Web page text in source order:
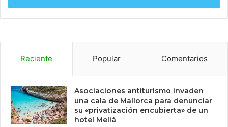
Reciente Popular Comentarios
Asociaciones antiturismo invaden
una cala de Mallorca para denunciar
su «privatización encubierta» de un
hotel Meliá